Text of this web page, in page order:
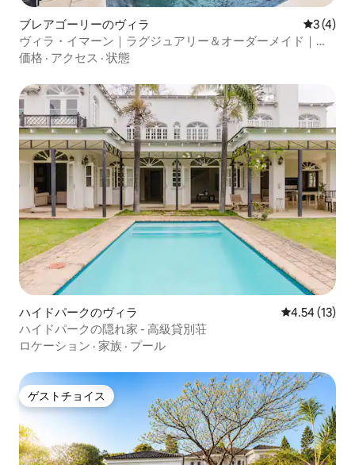
ブレアゴーリーのヴィラ レビュー
3 (4)
ヴィラ・イマーン｜ラグジュアリー＆オーダーメイド｜リ
トリート＆イベント
価格 · アクセス · 状態
ハイドパークのヴィラ レビュー13
4.54 (13)
ハイドパークの隠れ家 - 高級貸別荘
ロケーション · 家族 · プール
ゲストチョイス
ゲストチョイス